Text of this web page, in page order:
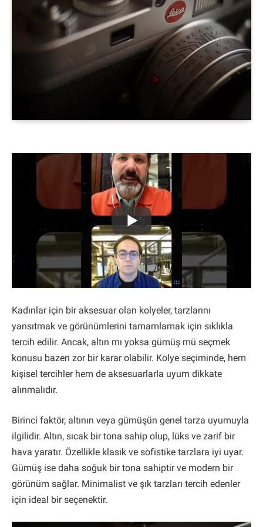
Kadınlar için bir aksesuar olan kolyeler, tarzlarını
yansıtmak ve görünümlerini tamamlamak için sıklıkla
tercih edilir. Ancak, altın mı yoksa gümüş mü seçmek
konusu bazen zor bir karar olabilir. Kolye seçiminde, hem
kişisel tercihler hem de aksesuarlarla uyum dikkate
alınmalıdır.
Birinci faktör, altının veya gümüşün genel tarza uyumuyla
ilgilidir. Altın, sıcak bir tona sahip olup, lüks ve zarif bir
hava yaratır. Özellikle klasik ve sofistike tarzlara iyi uyar.
Gümüş ise daha soğuk bir tona sahiptir ve modern bir
görünüm sağlar. Minimalist ve şık tarzları tercih edenler
için ideal bir seçenektir.